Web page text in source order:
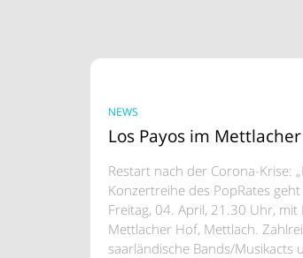
NEWS
Los Payos im
Restart nach der Corona-Krise:
Konzertreihe des PopRates
Freitag, 04. April, 21.30 Uhr, mit
Mettlacher Hof, Mettlach.
saarländische Bands/Musikacts